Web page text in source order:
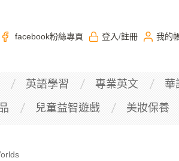
facebook粉絲專頁 登入 /註冊 我的
英語學習 專業英文 華
兒童益智遊戲 美妝保養